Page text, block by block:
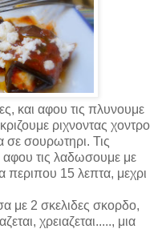
και αφου τις πλυνουμε
ριχνοντας χοντρο
σε σουρωτηρι. Τις
αφου τις λαδωσουμε με
περιπου 15 λεπτα, μεχρι
με 2 σκελιδες σκορδο,
χρειαζεται....., μια